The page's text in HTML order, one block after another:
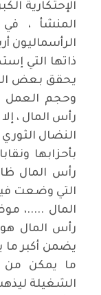
الإحتكارية
المنشأ ،
الرأسماليون
ذاتها التي
يحقق بعض
وحجم العمل
رأس المال ،
النضال
بأحزابها
رأس المال
التي وضعت
المال .....،
رأس المال هو
يضمن أكبر ما
ما يمكن من
الشغيلة